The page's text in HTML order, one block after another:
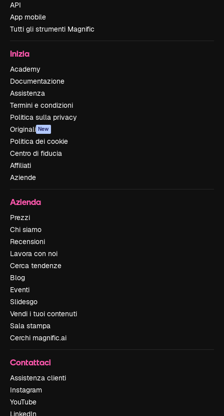
API
App mobile
Tutti gli strumenti Magnific
Inizia
Academy
Documentazione
Assistenza
Termini e condizioni
Politica sulla privacy
Originali New
Politica dei cookie
Centro di fiducia
Affiliati
Aziende
Azienda
Prezzi
Chi siamo
Recensioni
Lavora con noi
Cerca tendenze
Blog
Eventi
Slidesgo
Vendi i tuoi contenuti
Sala stampa
Cerchi magnific.ai
Contattaci
Assistenza clienti
Instagram
YouTube
LinkedIn